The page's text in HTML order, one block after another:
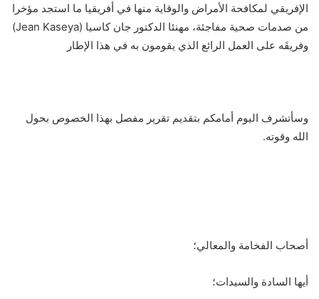
الإفريقي لمكافحة الأمراض والوقاية منها في أفريقيا ما استجد مؤخرا
من صدمات صحية مفاجئة، مهنئا الدكتور جان كاسيا (Jean Kaseya)
وفريقَه على العمل الرائع الذي يقومون به في هذا الإطار
وسأتشرف اليوم أمامكم بتقديم تقرير مفصل بهذا الخصوص بحول
الله وقوته.
أصحاب الفخامة والمعالي؛
أيها السادة والسيدات؛